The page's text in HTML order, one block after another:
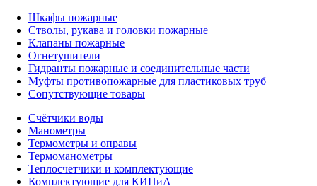
Шкафы пожарные
Стволы, рукава и головки пожарные
Клапаны пожарные
Огнетушители
Гидранты пожарные и соединительные части
Муфты противопожарные для пластиковых труб
Сопутствующие товары
Счётчики воды
Манометры
Термометры и оправы
Термоманометры
Теплосчетчики и комплектующие
Комплектующие для КИПиА